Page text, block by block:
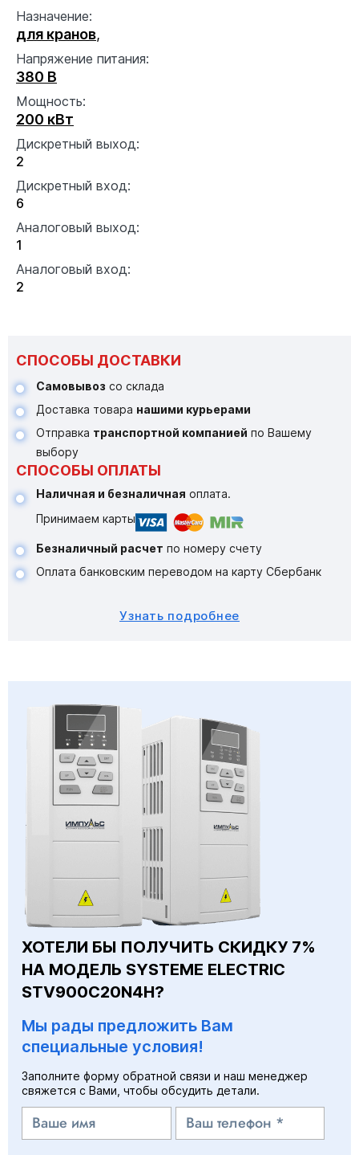
Назначение:
для кранов,
Напряжение питания:
380 В
Мощность:
200 кВт
Дискретный выход:
2
Дискретный вход:
6
Аналоговый выход:
1
Аналоговый вход:
2
СПОСОБЫ ДОСТАВКИ
Самовывоз со склада
Доставка товара нашими курьерами
Отправка транспортной компанией по Вашему
выбору
СПОСОБЫ ОПЛАТЫ
Наличная и безналичная оплата.
Принимаем карты
Безналичный расчет по номеру счету
Оплата банковским переводом на карту Сбербанк
Узнать подробнее
ХОТЕЛИ БЫ ПОЛУЧИТЬ СКИДКУ 7%
НА МОДЕЛЬ SYSTEME ELECTRIC
STV900C20N4H?
Мы рады предложить Вам
специальные условия!
Заполните форму обратной связи и наш менеджер
свяжется с Вами, чтобы обсудить детали.